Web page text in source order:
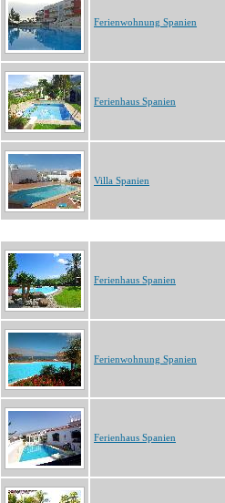
Ferienwohnung Spanien
Ferienhaus Spanien
Villa Spanien
Ferienhaus Spanien
Ferienwohnung Spanien
Ferienhaus Spanien